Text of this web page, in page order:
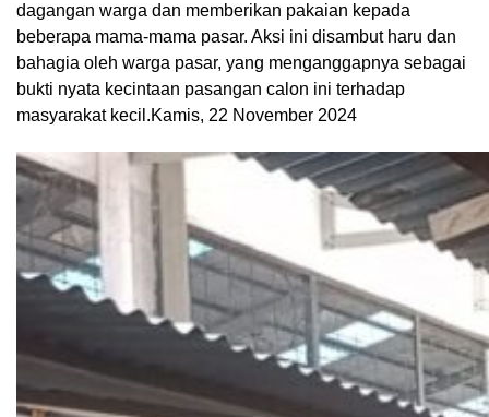
dagangan warga dan memberikan pakaian kepada
beberapa mama-mama pasar. Aksi ini disambut haru dan
bahagia oleh warga pasar, yang menganggapnya sebagai
bukti nyata kecintaan pasangan calon ini terhadap
masyarakat kecil.Kamis, 22 November 2024